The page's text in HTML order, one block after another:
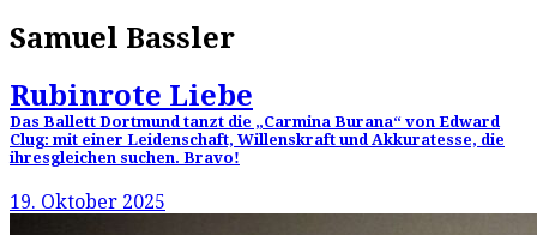
Samuel Bassler
Rubinrote Liebe
Das Ballett Dortmund tanzt die „Carmina Burana“ von Edward
Clug: mit einer Leidenschaft, Willenskraft und Akkuratesse, die
ihresgleichen suchen. Bravo!
19. Oktober 2025